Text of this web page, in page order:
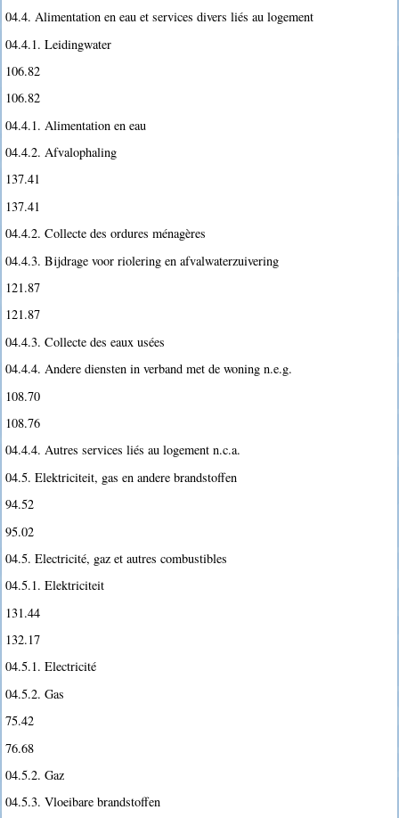
04.4. Alimentation en eau et services divers liés au logement
04.4.1. Leidingwater
106.82
106.82
04.4.1. Alimentation en eau
04.4.2. Afvalophaling
137.41
137.41
04.4.2. Collecte des ordures ménagères
04.4.3. Bijdrage voor riolering en afvalwaterzuivering
121.87
121.87
04.4.3. Collecte des eaux usées
04.4.4. Andere diensten in verband met de woning n.e.g.
108.70
108.76
04.4.4. Autres services liés au logement n.c.a.
04.5. Elektriciteit, gas en andere brandstoffen
94.52
95.02
04.5. Electricité, gaz et autres combustibles
04.5.1. Elektriciteit
131.44
132.17
04.5.1. Electricité
04.5.2. Gas
75.42
76.68
04.5.2. Gaz
04.5.3. Vloeibare brandstoffen